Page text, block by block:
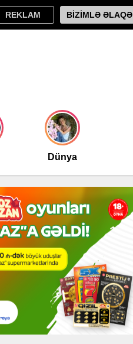
REKLAM BİZİMLƏ ƏLAQƏ
Dünya